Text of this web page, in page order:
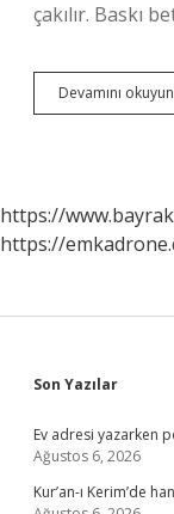
çakılır. Baskı
Devamını okuyun
https://
https://
Sidebar
Son Yazılar
Ev adresi yazarken
Ağustos 6, 2026
Kur’an-ı Kerim’de